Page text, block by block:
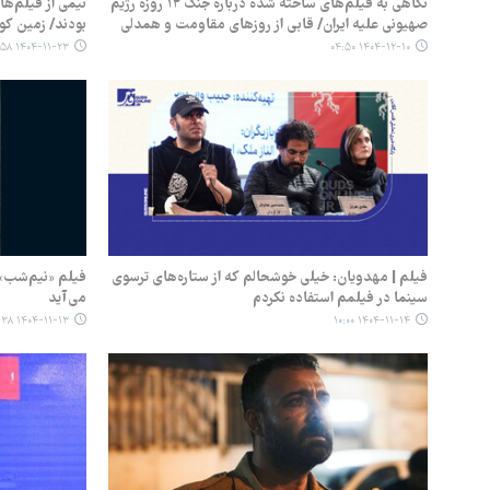
صهیونی علیه ایران/ قابی از روزهای مقاومت و همدلی
۱۴۰۴-۱۲-۱۰ ۰۴:۵۰
بودند/ زمین
۱۴۰۴-۱۱-۲۳ ۰۴:۵۸
فیلم | مهدویان:‌ خیلی خوشحالم که از ستاره‌های ترسوی
سینما در فیلمم استفاده نکردم
۱۴۰۴-۱۱-۱۴ ۱۰:۰۰
فیلم
می‌آید
۱۴۰۴-۱۱-۱۳ ۰۸:۳۸